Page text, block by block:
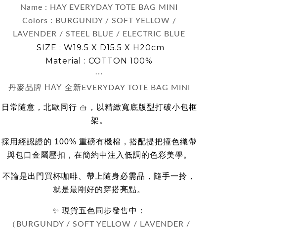
Name : HAY EVERYDAY TOTE BAG MINI
Colors : BURGUNDY / SOFT YELLOW /
LAVENDER / STEEL BLUE / ELECTRIC BLUE
SIZE : W19.5 X D15.5 X H20cm
Material : COTTON 100%
⋯
丹麥品牌 HAY 全新 EVERYDAY TOTE BAG MINI
日常隨意，北歐同行 🧺，以精緻寬底版型打破小包框
架 。
採用經認證的 100% 重磅有機棉，搭配提把撞色織帶
與包口金屬壓扣，在簡約中注入低調的色彩美學。
不論是出門買杯咖啡、帶上隨身必需品，隨手一拎，
就是最剛好的穿搭亮點。
✨ 現貨五色同步發售中：
（ BURGUNDY / SOFT YELLOW / LAVENDER /